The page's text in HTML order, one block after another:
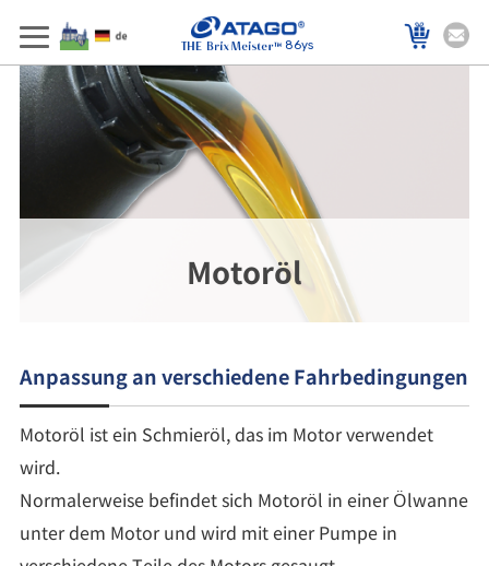
86ys
Motoröl
Anpassung an verschiedene Fahrbedingungen
Motoröl ist ein Schmieröl, das im Motor verwendet
wird.
Normalerweise befindet sich Motoröl in einer Ölwanne
unter dem Motor und wird mit einer Pumpe in